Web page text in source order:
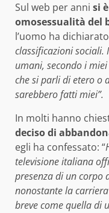
Sul web per anni si
omosessualità del
l’uomo ha
classificazioni sociali.
umani, secondo i
che si parli di etero o
sarebbero fatti miei”.
In molti hanno
deciso di
egli ha confessato: “
televisione italiana
presenza di un corpo
nonostante la
breve come quella di